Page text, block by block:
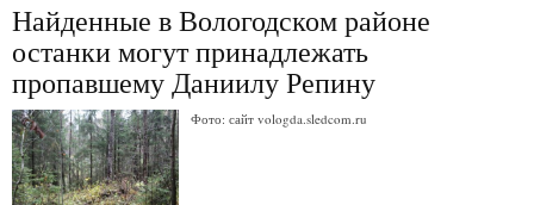
Найденные в Вологодском районе
останки могут принадлежать
пропавшему Даниилу Репину
Фото: сайт vologda.sledcom.ru